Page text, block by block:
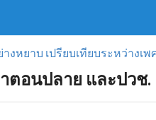
างหยาบ เปรียบเทียบระหว่างเ
ตอนปลาย และปวช.